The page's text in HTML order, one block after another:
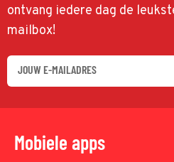
ontvang iedere dag de
mailbox!
Mobiele apps